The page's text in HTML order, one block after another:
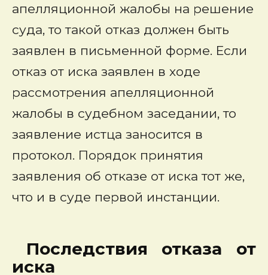
апелляционной жалобы на решение
суда, то такой отказ должен быть
заявлен в письменной форме. Если
отказ от иска заявлен в ходе
рассмотрения апелляционной
жалобы в судебном заседании, то
заявление истца заносится в
протокол. Порядок принятия
заявления об отказе от иска тот же,
что и в суде первой инстанции.
Последствия отказа от
иска